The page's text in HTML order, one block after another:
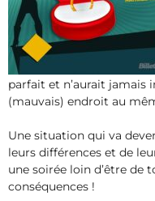
parfait et n’aurait jamais
(mauvais) endroit au
Une situation qui va
leurs différences et de
une soirée loin d’être de
conséquences !